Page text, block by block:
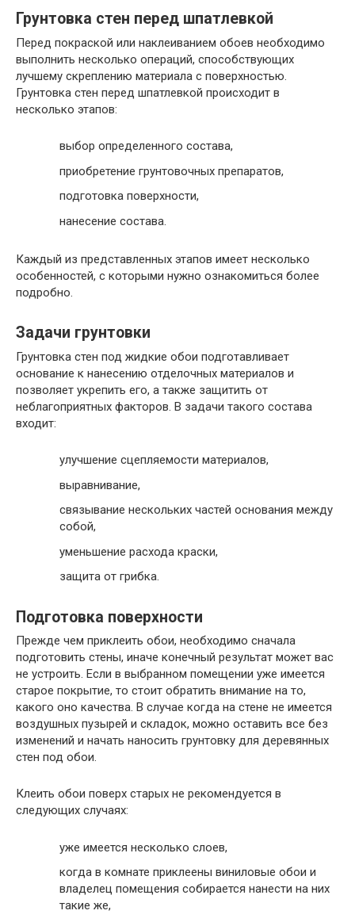
Грунтовка стен перед шпатлевкой
Перед покраской или наклеиванием обоев необходимо
выполнить несколько операций, способствующих
лучшему скреплению материала с поверхностью.
Грунтовка стен перед шпатлевкой происходит в
несколько этапов:
выбор определенного состава,
приобретение грунтовочных препаратов,
подготовка поверхности,
нанесение состава.
Каждый из представленных этапов имеет несколько
особенностей, с которыми нужно ознакомиться более
подробно.
Задачи грунтовки
Грунтовка стен под жидкие обои подготавливает
основание к нанесению отделочных материалов и
позволяет укрепить его, а также защитить от
неблагоприятных факторов. В задачи такого состава
входит:
улучшение сцепляемости материалов,
выравнивание,
связывание нескольких частей основания между
собой,
уменьшение расхода краски,
защита от грибка.
Подготовка поверхности
Прежде чем приклеить обои, необходимо сначала
подготовить стены, иначе конечный результат может вас
не устроить. Если в выбранном помещении уже имеется
старое покрытие, то стоит обратить внимание на то,
какого оно качества. В случае когда на стене не имеется
воздушных пузырей и складок, можно оставить все без
изменений и начать наносить грунтовку для деревянных
стен под обои.
Клеить обои поверх старых не рекомендуется в
следующих случаях:
уже имеется несколько слоев,
когда в комнате приклеены виниловые обои и
владелец помещения собирается нанести на них
такие же,